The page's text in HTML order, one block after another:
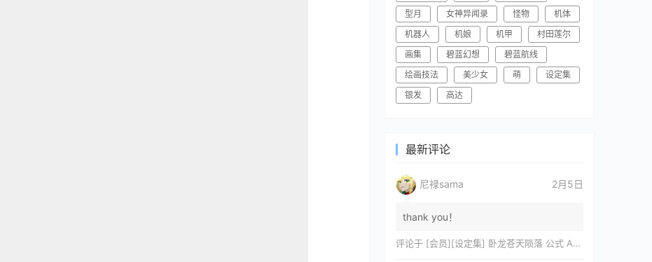
型月
女神异闻录 怪物
机体
机器人
机娘 机甲
村田莲尔
画集
碧蓝幻想
碧蓝航线
绘画技法
美少女 萌
设定集
银发
高达
最新评论
尼禄sama 2月5日
thank you！
评论于 [会员][设定集] 卧龙苍天陨落 公式 ARTWORKS[DL]